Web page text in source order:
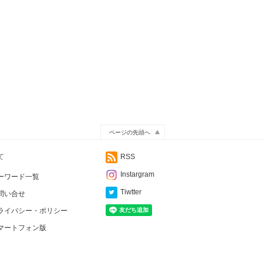
ページの先頭へ
ワード一覧
い合せ
イバシー・ポリシー
ートフォン版
RSS
Instargram
Tiwtter